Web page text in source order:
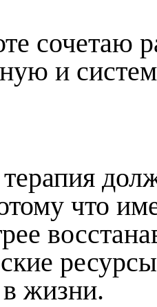
сочетаю
и
что
жизни.